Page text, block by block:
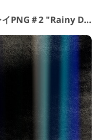
フィルムグレインオーバーレイPNG＃2 "Rainy Day"